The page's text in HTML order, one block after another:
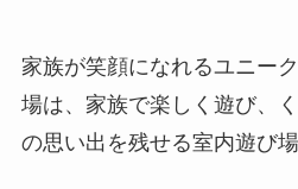
家族が笑顔になれるユニー
場は、家族で楽しく遊び、
の思い出を残せる室内遊び場